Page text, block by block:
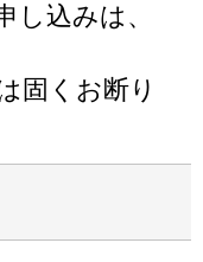
し込みは、
固くお断り